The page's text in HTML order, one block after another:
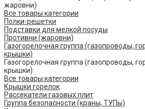
жаровни)
Все товары категории
Полки-решетки
Подставки для мелкой посуды
Противни (жаровни)
Газогорелочная группа (газопроводы,
крышки)
Газогорелочная группа (газопроводы,
крышки)
Все товары категории
Крышки горелок
Рассекатели газовых плит
Группа безопасности (краны, ТУПы)